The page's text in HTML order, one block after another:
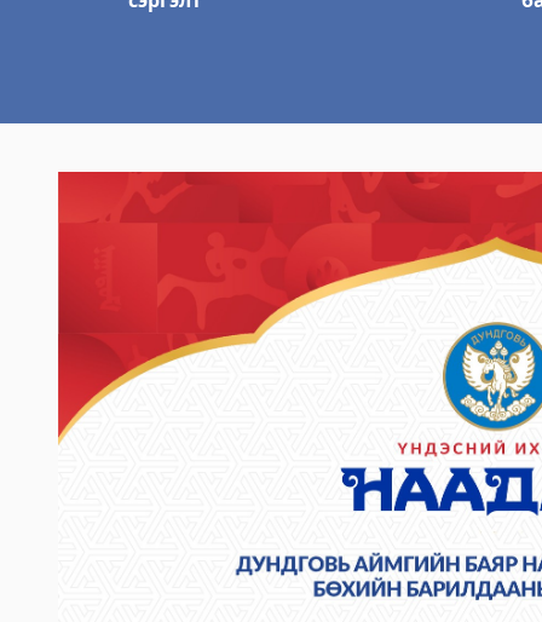
Булган аймгийн Хөдөлмөр халамжийн
2023-06-06 14:57:16
Булган аймгийн Нэгдсэн эмнэлэг
2023-06-06 14:55:29
Дэлгэрэнгүй
Булган аймаг дахь Шүүхийн тамгын
Булган аймгийн Нийгмийн даатгалын